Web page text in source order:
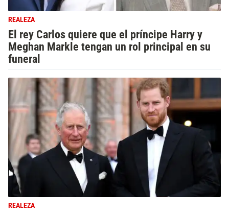
REALEZA
El rey Carlos quiere que el príncipe Harry y
Meghan Markle tengan un rol principal en su
funeral
REALEZA